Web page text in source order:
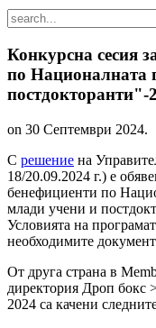
Конкурсна сесия
по Националната
постдокторанти"-2
on 30 Септември 2024.
С решение на
18/20.09.2024 г.) е
бенефициенти по
млади учени и
Условията на
необходимите
От друга страна в
директория Дроп бокс
2024 са качени